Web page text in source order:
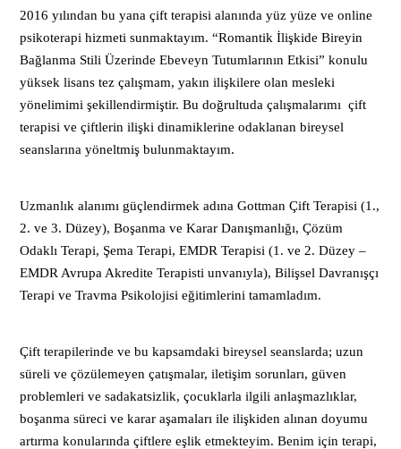
2016 yılından bu yana çift terapisi alanında yüz yüze ve online
psikoterapi hizmeti sunmaktayım. “Romantik İlişkide Bireyin
Bağlanma Stili Üzerinde Ebeveyn Tutumlarının Etkisi” konulu
yüksek lisans tez çalışmam, yakın ilişkilere olan mesleki
yönelimimi şekillendirmiştir. Bu doğrultuda çalışmalarımı çift
terapisi ve çiftlerin ilişki dinamiklerine odaklanan bireysel
seanslarına yöneltmiş bulunmaktayım.
Uzmanlık alanımı güçlendirmek adına Gottman Çift Terapisi (1.,
2. ve 3. Düzey), Boşanma ve Karar Danışmanlığı, Çözüm
Odaklı Terapi, Şema Terapi, EMDR Terapisi (1. ve 2. Düzey –
EMDR Avrupa Akredite Terapisti unvanıyla), Bilişsel Davranışçı
Terapi ve Travma Psikolojisi eğitimlerini tamamladım.
Çift terapilerinde ve bu kapsamdaki bireysel seanslarda; uzun
süreli ve çözülemeyen çatışmalar, iletişim sorunları, güven
problemleri ve sadakatsizlik, çocuklarla ilgili anlaşmazlıklar,
boşanma süreci ve karar aşamaları ile ilişkiden alınan doyumu
artırma konularında çiftlere eşlik etmekteyim. Benim için terapi,